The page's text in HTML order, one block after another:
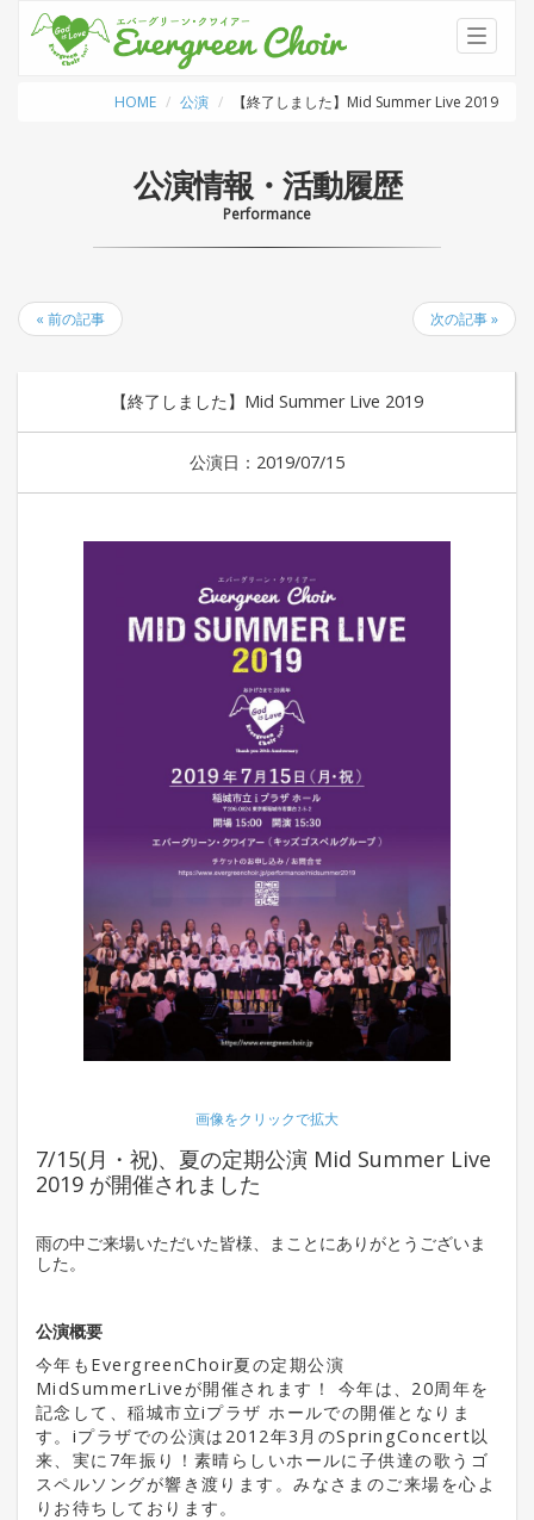
Toggle
HOME 公演 【終了しました】Mid Summer Live 2019
公演情報・活動履歴
Performance
« 前の記事 次の記事 »
【終了しました】Mid Summer Live 2019
公演日：2019/07/15
画像をクリックで拡大
7/15(月・祝)、夏の定期公演 Mid Summer Live
2019 が開催されました
雨の中ご来場いただいた皆様、まことにありがとうございま
した。
公演概要
今年もEvergreenChoir夏の定期公演
MidSummerLiveが開催されます！ 今年は、20周年を
記念して、稲城市立iプラザ ホールでの開催となりま
す。iプラザでの公演は2012年3月のSpringConcert以
来、実に7年振り！素晴らしいホールに子供達の歌うゴ
スペルソングが響き渡ります。みなさまのご来場を心よ
りお待ちしております。